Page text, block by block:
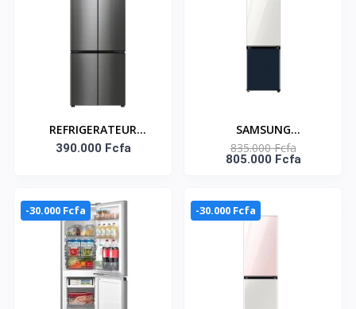
REFRIGERATEUR
AMERICAIN ILUX A
390.000 Fcfa
SAMSUNG
REFRIGERATEUR
COMBINE BESPOKE
835.000 Fcfa
805.000 Fcfa
-30.000 Fcfa -30.000 Fcfa